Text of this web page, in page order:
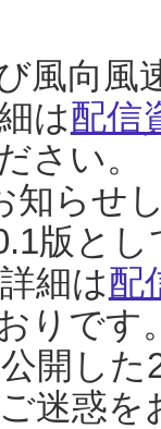
風向風
は配信
さい。
知らせ
版と
細は配
りです
開し
迷惑